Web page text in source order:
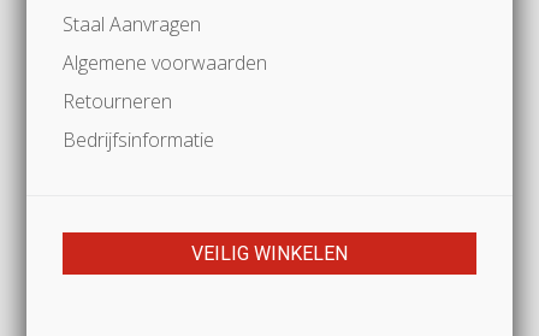
Staal Aanvragen
Algemene voorwaarden
Retourneren
Bedrijfsinformatie
VEILIG WINKELEN